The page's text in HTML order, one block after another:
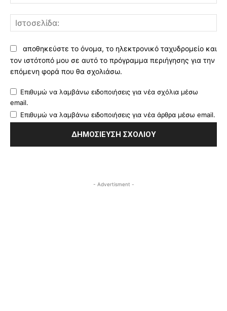
αποθηκεύστε το όνομα, το ηλεκτρονικό ταχυδρομείο και
τον ιστότοπό μου σε αυτό το πρόγραμμα περιήγησης για την
επόμενη φορά που θα σχολιάσω.
Επιθυμώ να λαμβάνω ειδοποιήσεις για νέα σχόλια μέσω
email.
Επιθυμώ να λαμβάνω ειδοποιήσεις για νέα άρθρα μέσω email.
- Advertisment -